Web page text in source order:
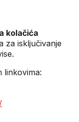
kolačića
za isključivanje
linkovima: